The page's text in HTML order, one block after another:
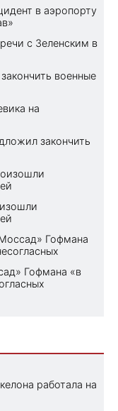
в аэропорту
с Зеленским в
военные
на
закончить
Гофмана
Гофмана «в
работала на